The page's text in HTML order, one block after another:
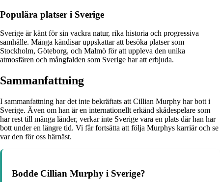
Populära platser i Sverige
Sverige är känt för sin vackra natur, rika historia och progressiva
samhälle. Många kändisar uppskattar att besöka platser som
Stockholm, Göteborg, och Malmö för att uppleva den unika
atmosfären och mångfalden som Sverige har att erbjuda.
Sammanfattning
I sammanfattning har det inte bekräftats att Cillian Murphy har bott i
Sverige. Även om han är en internationellt erkänd skådespelare som
har rest till många länder, verkar inte Sverige vara en plats där han har
bott under en längre tid. Vi får fortsätta att följa Murphys karriär och se
var den för oss härnäst.
Bodde Cillian Murphy i Sverige?